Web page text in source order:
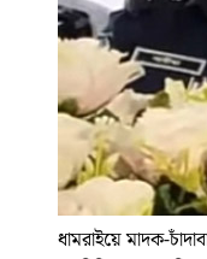
ধামরাইয়ে মাদক-